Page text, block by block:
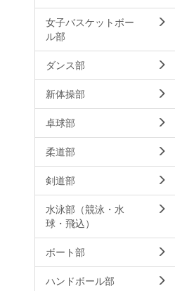
女子バスケットボー
ル部
ダンス部
新体操部
卓球部
柔道部
剣道部
水泳部（競泳・水
球・飛込）
ボート部
ハンドボール部